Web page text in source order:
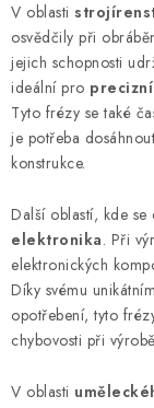
ý
p
i
s
u
V oblasti
osvědčily při
jejich schopnosti
ideální pro
Tyto frézy se také
je potřeba
konstrukce.
Další oblastí, kde
elektronika. Při
elektronických
Díky svému
opotřebení, tyto
chybovosti při
V oblasti